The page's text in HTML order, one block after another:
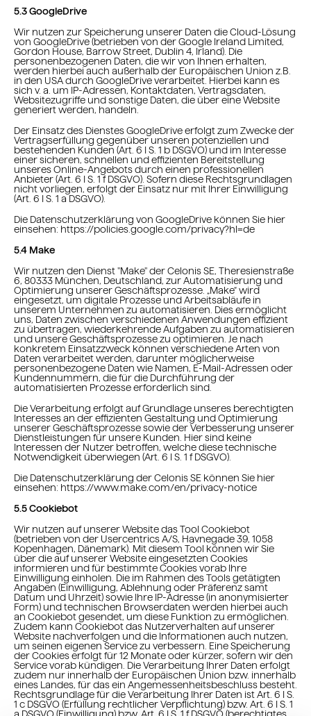
5.3 GoogleDrive
Wir nutzen zur Speicherung unserer Daten die Cloud-Lösung
von GoogleDrive (betrieben von der Google Ireland Limited,
Gordon House, Barrow Street, Dublin 4, Irland). Die
personenbezogenen Daten, die wir von Ihnen erhalten,
werden hierbei auch außerhalb der Europäischen Union z.B.
in den USA durch GoogleDrive verarbeitet. Hierbei kann es
sich v. a. um IP-Adressen, Kontaktdaten, Vertragsdaten,
Websitezugriffe und sonstige Daten, die über eine Website
generiert werden, handeln.
Der Einsatz des Dienstes GoogleDrive erfolgt zum Zwecke der
Vertragserfüllung gegenüber unseren potenziellen und
bestehenden Kunden (Art. 6 I S. 1 b DSGVO) und im Interesse
einer sicheren, schnellen und effizienten Bereitstellung
unseres Online-Angebots durch einen professionellen
Anbieter (Art. 6 I S. 1 f DSGVO). Sofern diese Rechtsgrundlagen
nicht vorliegen, erfolgt der Einsatz nur mit Ihrer Einwilligung
(Art. 6 I S. 1 a DSGVO).
Die Datenschutzerklärung von GoogleDrive können Sie hier
einsehen: https://policies.google.com/privacy?hl=de
5.4 Make
Wir nutzen den Dienst "Make" der Celonis SE, Theresienstraße
6, 80333 München, Deutschland, zur Automatisierung und
Optimierung unserer Geschäftsprozesse. „Make“ wird
eingesetzt, um digitale Prozesse und Arbeitsabläufe in
unserem Unternehmen zu automatisieren. Dies ermöglicht
uns, Daten zwischen verschiedenen Anwendungen effizient
zu übertragen, wiederkehrende Aufgaben zu automatisieren
und unsere Geschäftsprozesse zu optimieren. Je nach
konkretem Einsatzzweck können verschiedene Arten von
Daten verarbeitet werden, darunter möglicherweise
personenbezogene Daten wie Namen, E-Mail-Adressen oder
Kundennummern, die für die Durchführung der
automatisierten Prozesse erforderlich sind.
Die Verarbeitung erfolgt auf Grundlage unseres berechtigten
Interesses an der effizienten Gestaltung und Optimierung
unserer Geschäftsprozesse sowie der Verbesserung unserer
Dienstleistungen für unsere Kunden. Hier sind keine
Interessen der Nutzer betroffen, welche diese technische
Notwendigkeit überwiegen (Art. 6 I S. 1 f DSGVO).
Die Datenschutzerklärung der Celonis SE können Sie hier
einsehen: https://www.make.com/en/privacy-notice
5.5 Cookiebot
Wir nutzen auf unserer Website das Tool Cookiebot
(betrieben von der Usercentrics A/S, Havnegade 39, 1058
Kopenhagen, Dänemark). Mit diesem Tool können wir Sie
über die auf unserer Website eingesetzten Cookies
informieren und für bestimmte Cookies vorab Ihre
Einwilligung einholen. Die im Rahmen des Tools getätigten
Angaben (Einwilligung, Ablehnung oder Präferenz samt
Datum und Uhrzeit) sowie Ihre IP-Adresse (in anonymisierter
Form) und technischen Browserdaten werden hierbei auch
an Cookiebot gesendet, um diese Funktion zu ermöglichen.
Zudem kann Cookiebot das Nutzerverhalten auf unserer
Website nachverfolgen und die Informationen auch nutzen,
um seinen eigenen Service zu verbessern. Eine Speicherung
der Cookies erfolgt für 12 Monate oder kürzer, sofern wir den
Service vorab kündigen. Die Verarbeitung Ihrer Daten erfolgt
zudem nur innerhalb der Europäischen Union bzw. innerhalb
eines Landes, für das ein Angemessenheitsbeschluss besteht.
Rechtsgrundlage für die Verarbeitung Ihrer Daten ist Art. 6 I S.
1 c DSGVO (Erfüllung rechtlicher Verpflichtung) bzw. Art. 6 I S. 1